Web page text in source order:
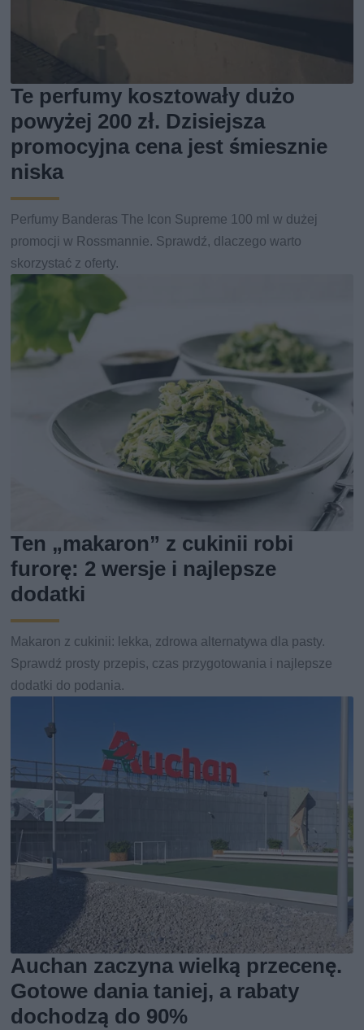
Te perfumy kosztowały dużo
powyżej 200 zł. Dzisiejsza
promocyjna cena jest śmiesznie
niska
Perfumy Banderas The Icon Supreme 100 ml w dużej
promocji w Rossmannie. Sprawdź, dlaczego warto
skorzystać z oferty.
Ten „makaron” z cukinii robi
furorę: 2 wersje i najlepsze
dodatki
Makaron z cukinii: lekka, zdrowa alternatywa dla pasty.
Sprawdź prosty przepis, czas przygotowania i najlepsze
dodatki do podania.
Auchan zaczyna wielką przecenę.
Gotowe dania taniej, a rabaty
dochodzą do 90%